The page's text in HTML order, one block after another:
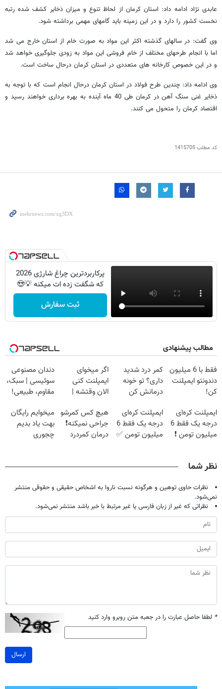
عابدی نژاد ادامه داد: استان کرمان از لحاظ تنوع و میزان ذخایر کشف شده رتبه
نخست کشور را دارد و در این زمینه باید گامهای مهمی برداشته شود.
وی گفت: در سالهای گذشته اکثر این مواد به صورت خام از استان خارج می شد
اما با انجام طرحهای مختلف از خام فروشی این مواد به زودی جلوگیری خواهد شد
و در این خصوص کارخانه های متعددی در استان کرمان درحال ساخت است.
وی ادامه داد: چندین طرح فولاد در استان کرمان درحال انجام است که با توجه به
ذخایر غنی سنگ آهن در کرمان طی 40 ماه آینده به بهره برداری خواهند رسید و
اقتصاد کرمان را متحول می کنند.
کد مطلب1415705
پرکاربردترین چراغ شارژی 2026
که شگفت زده ات میکنه 💡😍
ثبت سفارش
مطالب پیشنهادی
فقط با 6 میلیون
دندونتو ایمپلنت
کن!
کمر درد شدید
داری؟ تو خونه
درمانش کن
پرکن)
اگر میخوای
ایمپلنت کنی
الان وقتشه |
میلیون تومان!!!
دندان مصنوعی
سوئیسی | سبک،
مقاوم، طبیعی!
رایگان+پرداخت
اقساطی😍
ایمپلنت کره‌ای
درجه یک فقط 6
میلیون تومن ❗
ایمپلنت کره‌ای
درجه یک فقط 6
میلیون تومن ✅
هیچ کس کمرشو
جراحی نمیکنه❗
درمان کمردرد
میخوایم رایگان
بهت یاد بدیم
چجوری
مجانیه
نظر شما
نظرات حاوی توهین و هرگونه نسبت ناروا به اشخاص حقیقی و حقوقی منتشر
نمی‌شود.
نظراتی که غیر از زبان فارسی یا غیر مرتبط با خبر باشد منتشر نمی‌شود.
* لطفا حاصل عبارت را در جعبه متن روبرو وارد کنید
ارسال